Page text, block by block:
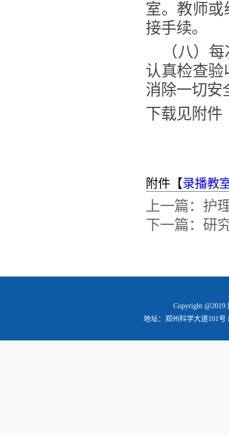
室。教师
接手续。
（八）
认真检查验
消除一切安
下载见附件
附件【录播教
上一篇： 护
下一篇： 研
Copyright
地址：郑州科学大道101号